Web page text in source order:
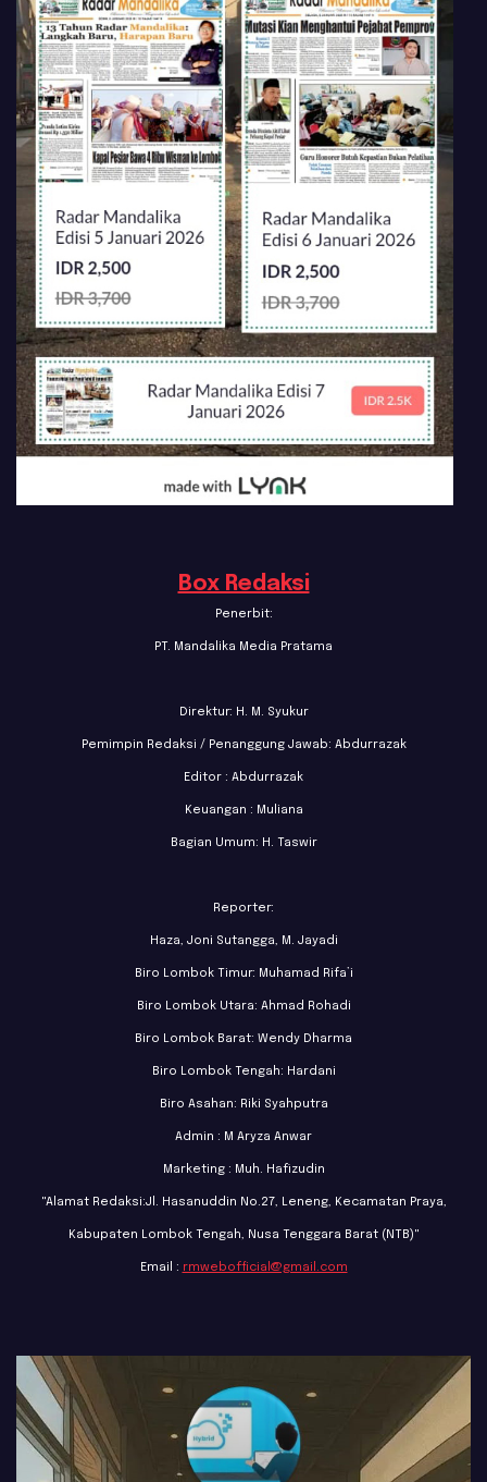
Box Redaksi
Penerbit:
PT. Mandalika Media Pratama
Direktur: H. M. Syukur
Pemimpin Redaksi / Penanggung Jawab: Abdurrazak
Editor : Abdurrazak
Keuangan : Muliana
Bagian Umum: H. Taswir
Reporter:
Haza, Joni Sutangga, M. Jayadi
Biro Lombok Timur: Muhamad Rifa’i
Biro Lombok Utara: Ahmad Rohadi
Biro Lombok Barat: Wendy Dharma
Biro Lombok Tengah: Hardani
Biro Asahan: Riki Syahputra
Admin : M Aryza Anwar
Marketing : Muh. Hafizudin
"Alamat Redaksi:Jl. Hasanuddin No.27, Leneng, Kecamatan Praya,
Kabupaten Lombok Tengah, Nusa Tenggara Barat (NTB)"
Email : rmwebofficial@gmail.com